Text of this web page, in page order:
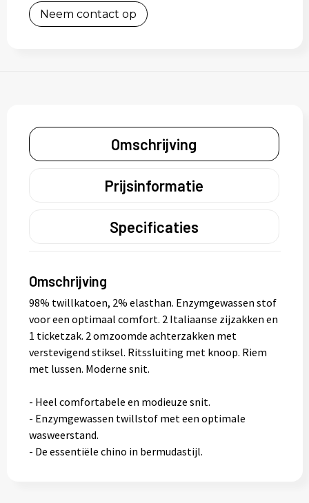
Neem contact op
Omschrijving
Prijsinformatie
Specificaties
Omschrijving
98% twillkatoen, 2% elasthan. Enzymgewassen stof
voor een optimaal comfort. 2 Italiaanse zijzakken en
1 ticketzak. 2 omzoomde achterzakken met
verstevigend stiksel. Ritssluiting met knoop. Riem
met lussen. Moderne snit.
- Heel comfortabele en modieuze snit.
- Enzymgewassen twillstof met een optimale
wasweerstand.
- De essentiële chino in bermudastijl.